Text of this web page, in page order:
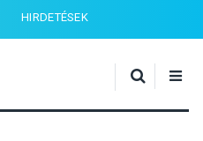
HIRDETÉSEK